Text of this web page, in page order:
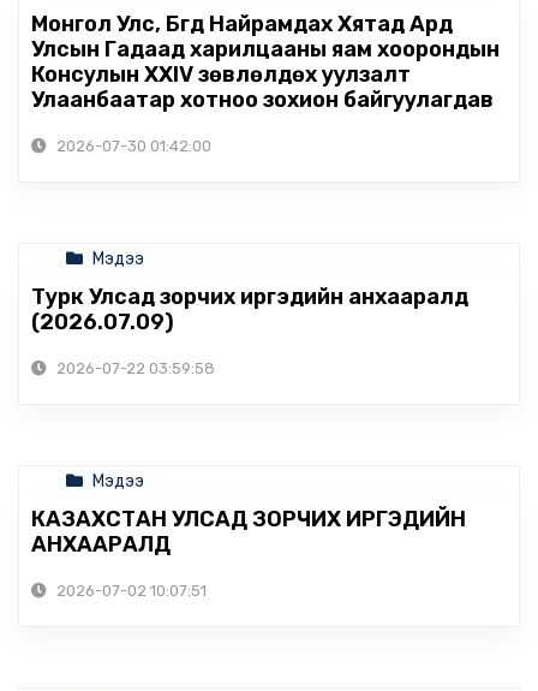
Монгол Улс, Бүгд Найрамдах Хятад Ард
Улсын Гадаад харилцааны яам хоорондын
Консулын XXIV зөвлөлдөх уулзалт
Улаанбаатар хотноо зохион байгуулагдав
2026-07-30 01:42:00
Мэдээ
Турк Улсад зорчих иргэдийн анхааралд
(2026.07.09)
2026-07-22 03:59:58
Мэдээ
КАЗАХСТАН УЛСАД ЗОРЧИХ ИРГЭДИЙН
АНХААРАЛД
2026-07-02 10:07:51